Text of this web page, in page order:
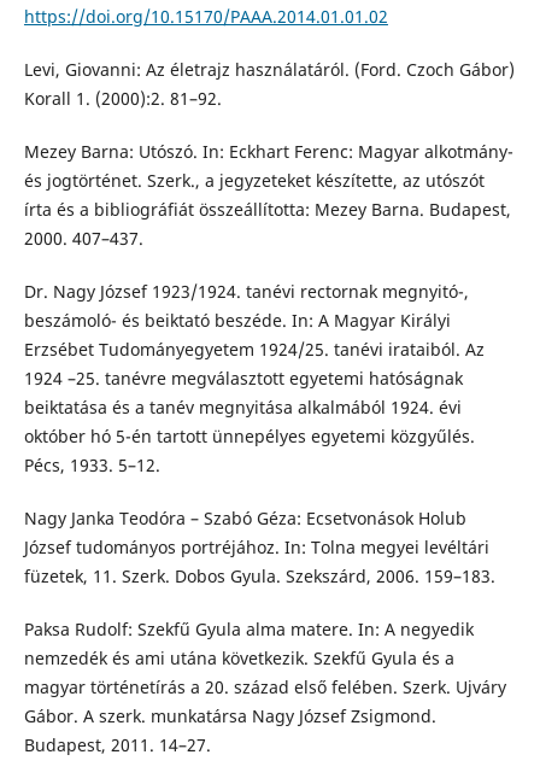
https://doi.org/10.15170/PAAA.2014.01.01.02
Levi, Giovanni: Az életrajz használatáról. (Ford. Czoch Gábor)
Korall 1. (2000):2. 81–92.
Mezey Barna: Utószó. In: Eckhart Ferenc: Magyar alkotmány-
és jogtörténet. Szerk., a jegyzeteket készítette, az utószót
írta és a bibliográfiát összeállította: Mezey Barna. Budapest,
2000. 407–437.
Dr. Nagy József 1923/1924. tanévi rectornak megnyitó-,
beszámoló- és beiktató beszéde. In: A Magyar Királyi
Erzsébet Tudományegyetem 1924/25. tanévi irataiból. Az
1924 –25. tanévre megválasztott egyetemi hatóságnak
beiktatása és a tanév megnyitása alkalmából 1924. évi
október hó 5-én tartott ünnepélyes egyetemi közgyűlés.
Pécs, 1933. 5–12.
Nagy Janka Teodóra – Szabó Géza: Ecsetvonások Holub
József tudományos portréjához. In: Tolna megyei levéltári
füzetek, 11. Szerk. Dobos Gyula. Szekszárd, 2006. 159–183.
Paksa Rudolf: Szekfű Gyula alma matere. In: A negyedik
nemzedék és ami utána következik. Szekfű Gyula és a
magyar történetírás a 20. század első felében. Szerk. Ujváry
Gábor. A szerk. munkatársa Nagy József Zsigmond.
Budapest, 2011. 14–27.